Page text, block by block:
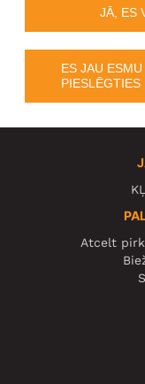
JĀ, ES
ES JAU
PIESLĒGTIES
Atcelt